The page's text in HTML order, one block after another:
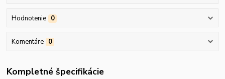
Hodnotenie 0
Komentáre 0
Kompletné špecifikácie